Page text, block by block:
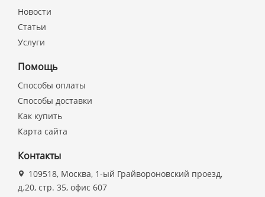
Новости
Статьи
Услуги
Помощь
Способы оплаты
Способы доставки
Как купить
Карта сайта
Контакты
109518, Москва, 1-ый Грайвороновский проезд,
д.20, стр. 35, офис 607